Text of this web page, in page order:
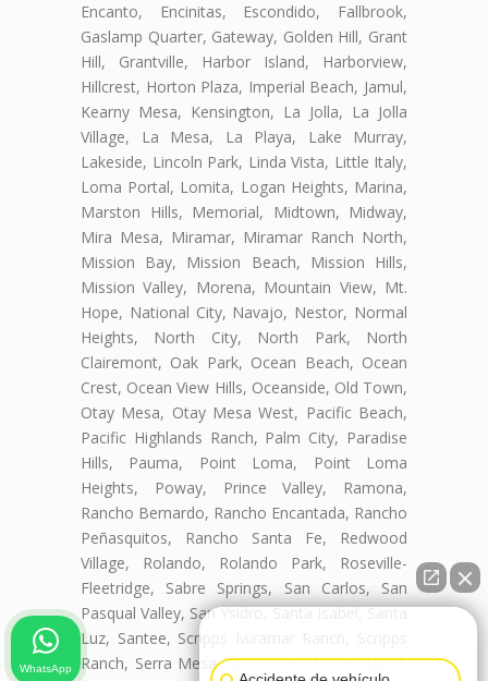
Encanto, Encinitas, Escondido, Fallbrook,
Gaslamp Quarter, Gateway, Golden Hill, Grant
Hill, Grantville, Harbor Island, Harborview,
Hillcrest, Horton Plaza, Imperial Beach, Jamul,
Kearny Mesa, Kensington, La Jolla, La Jolla
Village, La Mesa, La Playa, Lake Murray,
Lakeside, Lincoln Park, Linda Vista, Little Italy,
Loma Portal, Lomita, Logan Heights, Marina,
Marston Hills, Memorial, Midtown, Midway,
Mira Mesa, Miramar, Miramar Ranch North,
Mission Bay, Mission Beach, Mission Hills,
Mission Valley, Morena, Mountain View, Mt.
Hope, National City, Navajo, Nestor, Normal
Heights, North City, North Park, North
Clairemont, Oak Park, Ocean Beach, Ocean
Crest, Ocean View Hills, Oceanside, Old Town,
Otay Mesa, Otay Mesa West, Pacific Beach,
Pacific Highlands Ranch, Palm City, Paradise
Hills, Pauma, Point Loma, Point Loma
Heights, Poway, Prince Valley, Ramona,
Rancho Bernardo, Rancho Encantada, Rancho
Peñasquitos, Rancho Santa Fe, Redwood
Village, Rolando, Rolando Park, Roseville-
Fleetridge, Sabre Springs, San Carlos, San
Pasqual Valley, San Ysidro, Santa Isabel, Santa
Luz, Santee, Scripps Miramar Ranch, Scripps
Ranch, Serra Mesa, Shelltown, Shelter Island,
WhatsApp